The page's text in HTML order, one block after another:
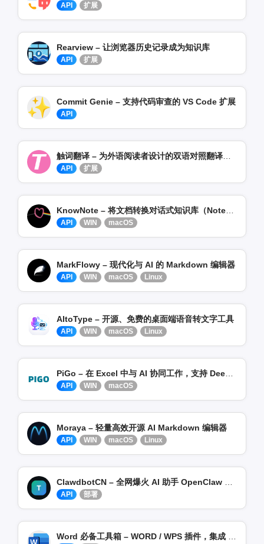
API 扩展
Rearview – 让浏览器历史记录成为知识库
API 扩展
Commit Genie – 支持代码审查的 VS Code 扩展
API
API 扩展
API WIN macOS
MarkFlowy – 现代化与 AI 的 Markdown 编辑器
API WIN macOS Linux
AItoType – 开源、免费的桌面端语音转文字工具
API WIN macOS Linux
API WIN macOS
Moraya – 轻量高效开源 AI Markdown 编辑器
API WIN macOS Linux
API 部署